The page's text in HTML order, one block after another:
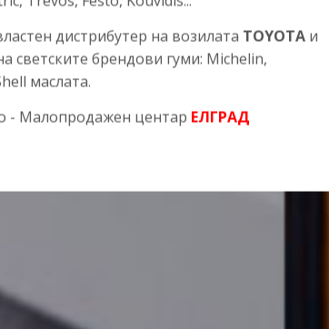
дистрибутер на возилата TOYOTA и
светските брендови гуми: Michelin,
маслата.
- Малопродажен центар ЕЛГРАД